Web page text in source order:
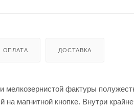
ОПЛАТА ДОСТАВКА
мелкозернистой фактуры
магнитной кнопке. Внутри